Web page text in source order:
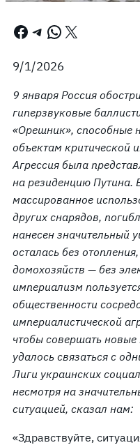
Facebook Telegram WhatsApp X
9/1/2026
9 января Россия
гиперзвуковые
«Орешник», способные
объектам критической
Агрессия была
на резиденцию Путина.
массированное
других снарядов,
нанесен значительный
осталась без
домохозяйств — без
империализм
общественности
империалистической
чтобы совершать
удалось связаться с
Лиги украинских
несмотря на
ситуацией, сказал нам:
«Здравствуйте,